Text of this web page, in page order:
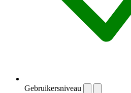
Gebruikersniveau